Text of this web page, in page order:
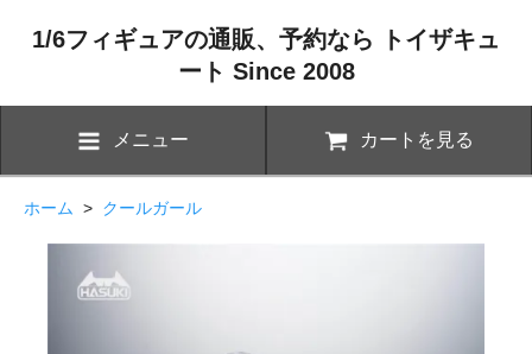
1/6フィギュアの通販、予約なら トイザキュ
ート Since 2008
メニュー カートを見る
ホーム > クールガール